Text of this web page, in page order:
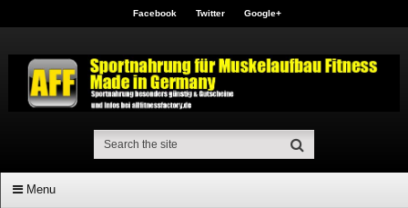
Facebook Twitter Google+
Menu